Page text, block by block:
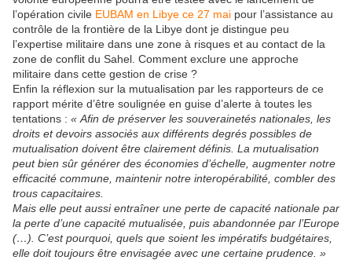
l’opération civile EUBAM en Libye ce 27 mai pour l’assistance au
contrôle de la frontière de la Libye dont je distingue peu
l’expertise militaire dans une zone à risques et au contact de la
zone de conflit du Sahel. Comment exclure une approche
militaire dans cette gestion de crise ?
Enfin la réflexion sur la mutualisation par les rapporteurs de ce
rapport mérite d’être soulignée en guise d’alerte à toutes les
tentations : « Afin de préserver les souverainetés nationales, les
droits et devoirs associés aux différents degrés possibles de
mutualisation doivent être clairement définis. La mutualisation
peut bien sûr générer des économies d’échelle, augmenter notre
efficacité commune, maintenir notre interopérabilité, combler des
trous capacitaires.
Mais elle peut aussi entraîner une perte de capacité nationale par
la perte d’une capacité mutualisée, puis abandonnée par l’Europe
(…). C’est pourquoi, quels que soient les impératifs budgétaires,
elle doit toujours être envisagée avec une certaine prudence. »